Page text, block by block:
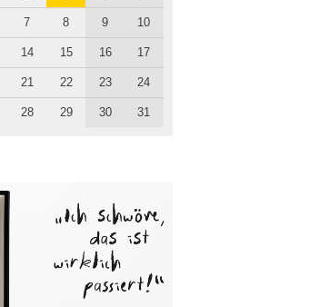
7 8 9 10
14 15 16 17
21 22 23 24
28 29 30 31